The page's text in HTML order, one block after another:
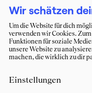
Wir schätzen
Um die Website für dich
verwenden wir Cookies.
Funktionen für soziale
unsere Website zu
machen, die wirklich zu dir
Einstellungen